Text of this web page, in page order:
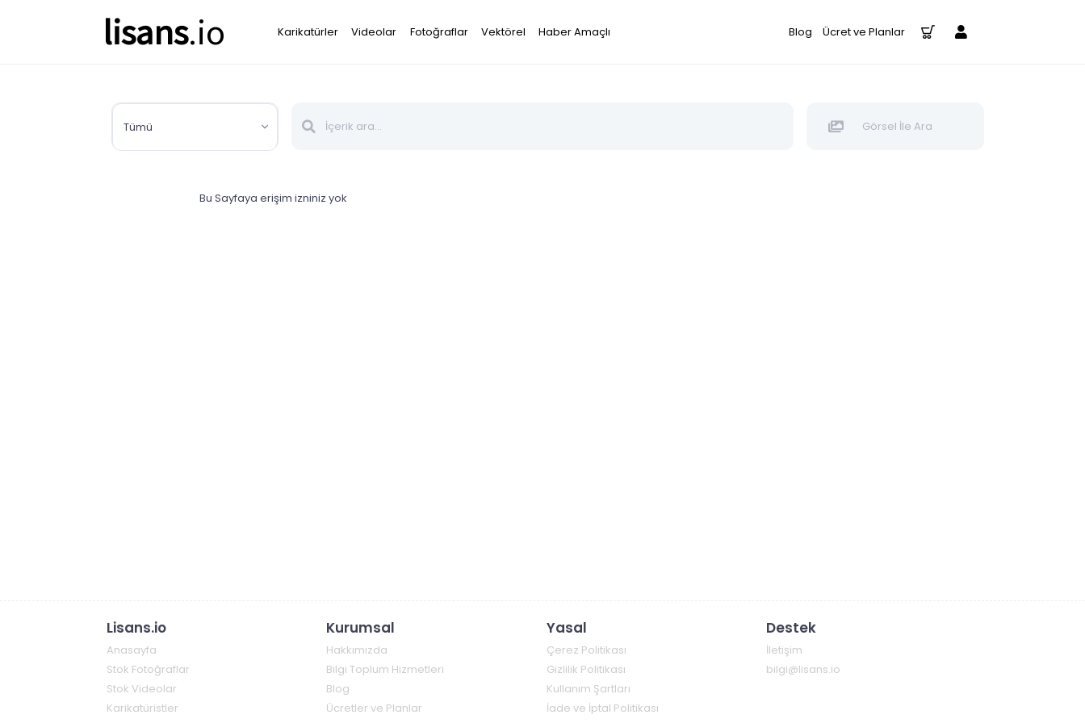
lisans.io Karikatürler Videolar Fotoğraflar Vektörel Haber Amaçlı Blog Ücret ve Planlar
Tümü Görsel İle Ara
Bu Sayfaya erişim izniniz yok
Lisans.io
Anasayfa
Stok Fotoğraflar
Stok Videolar
Karikatüristler
Kurumsal
Hakkımızda
Bilgi Toplum Hizmetleri
Blog
Ücretler ve Planlar
Yasal
Çerez Politikası
Gizlilik Politikası
Kullanım Şartları
İade ve İptal Politikası
Destek
İletişim
bilgi@lisans.io